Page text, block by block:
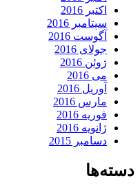
اکتبر 2016
سپتامبر 2016
آگوست 2016
جولای 2016
ژوئن 2016
می 2016
آوریل 2016
مارس 2016
فوریه 2016
ژانویه 2016
دسامبر 2015
دسته‌ها